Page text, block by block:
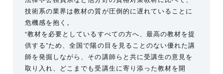
技術系の業界は教材の質が圧倒的に遅れていることに
危機感を抱く。
“教材を必要としているすべての方へ、最高の教材を提
供する”ため、全国で陽の目を見ることのない優れた講
師を発掘しながら、その講師らと共に受講生の意見を
取り入れ、どこまでも受講生に寄り添った教材を開